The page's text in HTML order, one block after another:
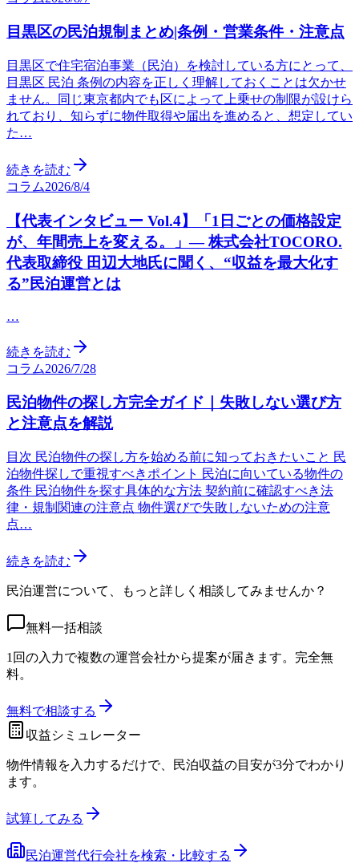
目黒区の民泊規制まとめ|条例・営業条件・注意点
目黒区で住宅宿泊事業（民泊）を検討している方にとって、
目黒区 民泊 条例の内容を正しく理解しておくことは欠かせ
ません。同じ東京都内でも区によって上乗せの制限が設けら
れており、知らずに物件取得や届出を進めると、想定してい
た…
続きを読む
コラム2026/8/4
【代表インタビュー Vol.4】「1日ごとの価格設定
が、年間売上を変える。」— 株式会社TOCORO.
代表取締役 田辺大地氏に聞く、“収益を最大化す
る”民泊運営とは
…
続きを読む
コラム2026/7/28
民泊物件の探し方完全ガイド｜失敗しない選び方
と注意点を解説
目次 民泊物件の探し方を始める前に知っておきたいこと 民
泊物件探しで重視すべきポイント 民泊に向いている物件の
条件 民泊物件を探す具体的な方法 契約前に確認すべき法
律・規制関連の注意点 物件選びで失敗しないための注意
点…
続きを読む
民泊運営について、もっと詳しく相談してみませんか？
無料一括相談
1回の入力で複数の運営会社から提案が届きます。完全無
料。
無料で相談する
収益シミュレーター
物件情報を入力するだけで、民泊収益の目安が3分でわかり
ます。
試算してみる
民泊運営代行会社を検索・比較する